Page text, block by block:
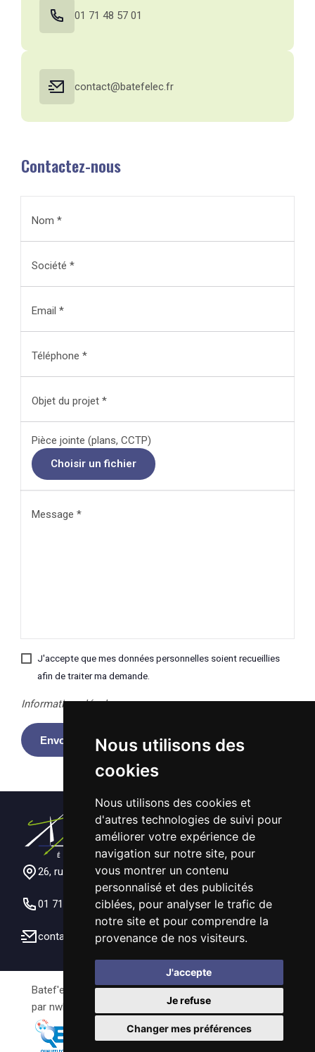
Nous utilisons des
cookies
Nous utilisons des cookies et
d'autres technologies de suivi pour
améliorer votre expérience de
navigation sur notre site, pour
vous montrer un contenu
personnalisé et des publicités
ciblées, pour analyser le trafic de
notre site et pour comprendre la
provenance de nos visiteurs.
J'accepte
Je refuse
Changer mes préférences
01 71 48 57 01
contact@batefelec.fr
Contactez-nous
Nom *
Société *
Email *
Téléphone *
Objet du projet *
Pièce jointe (plans, CCTP)
Message *
J'accepte que mes données personnelles soient recueillies
afin de traiter ma demande.
Informations légales
Envoyer
26, rue Jules Ferry, 78520 FOLLAINVILLE
01 71 48 57 01
contact@batefelec.fr
Batef'elec © -Mentions légales-Cookies- Réalisé
par nwb.fr